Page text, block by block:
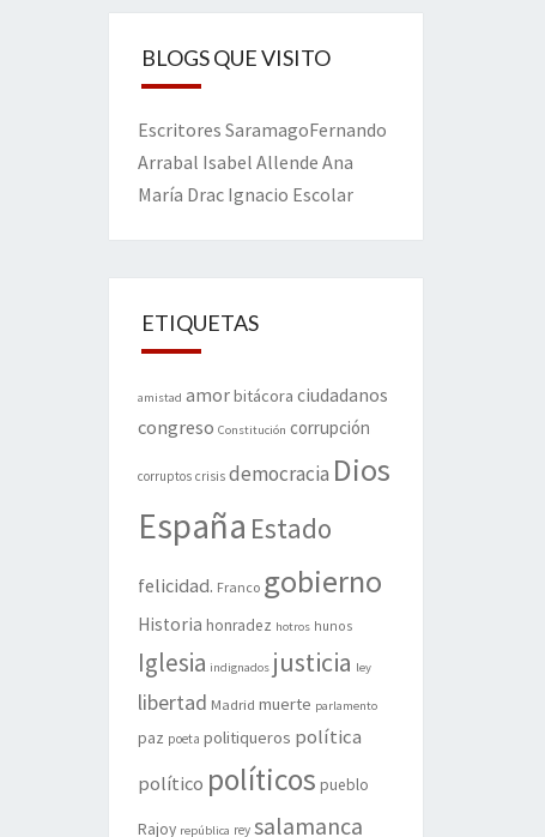
BLOGS QUE VISITO
Escritores SaramagoFernando
Arrabal Isabel Allende Ana
María Drac Ignacio Escolar
ETIQUETAS
amistad amorbitácora ciudadanos
congreso Constitución corrupción
corruptos crisis democracia Dios
España Estado
felicidad. Franco gobierno
Historia honradez hotros hunos
Iglesia indignados justicia ley
libertad Madrid muerte parlamento
paz poeta politiqueros política
político políticos pueblo
Rajoy república rey salamanca